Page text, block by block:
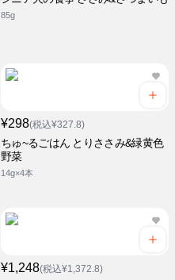
85g
¥298(税込¥327.8)
ちゅ~るごはん とりささみ&緑黄色
野菜
14g×4本
¥1,248(税込¥1,372.8)